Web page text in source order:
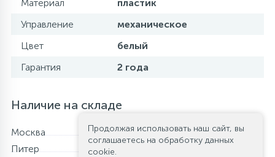
Материал
пластик
Управление
механическое
Цвет
белый
Гарантия
2 года
Наличие на складе
Москва
В наличии
Питер
В наличии
Продолжая использовать наш сайт, вы
соглашаетесь на обработку данных
cookie.